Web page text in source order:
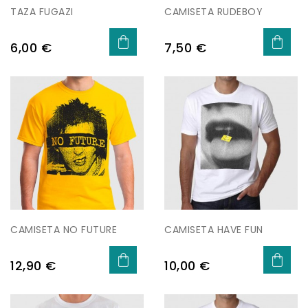
TAZA FUGAZI
Preu
6,00 €
CAMISETA RUDEBOY
Preu
7,50 €
CAMISETA NO FUTURE
Preu
12,90 €
CAMISETA HAVE FUN
Preu
10,00 €